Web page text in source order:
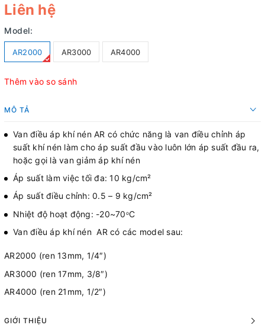
Liên hệ
Model:
AR2000 AR3000 AR4000
Thêm vào so sánh
MÔ TẢ
Van điều áp khí nén AR có chức năng là van điều chỉnh áp
suất khí nén làm cho áp suất đầu vào luôn lớn áp suất đầu ra,
hoặc gọi là van giảm áp khí nén
Áp suất làm việc tối đa: 10 kg/cm²
Áp suất điều chỉnh: 0.5 – 9 kg/cm²
Nhiệt độ hoạt động: -20~70 oC
Van điều áp khí nén AR có các model sau:
AR2000 (ren 13mm, 1/4″)
AR3000 (ren 17mm, 3/8″)
AR4000 (ren 21mm, 1/2″)
GIỚI THIỆU